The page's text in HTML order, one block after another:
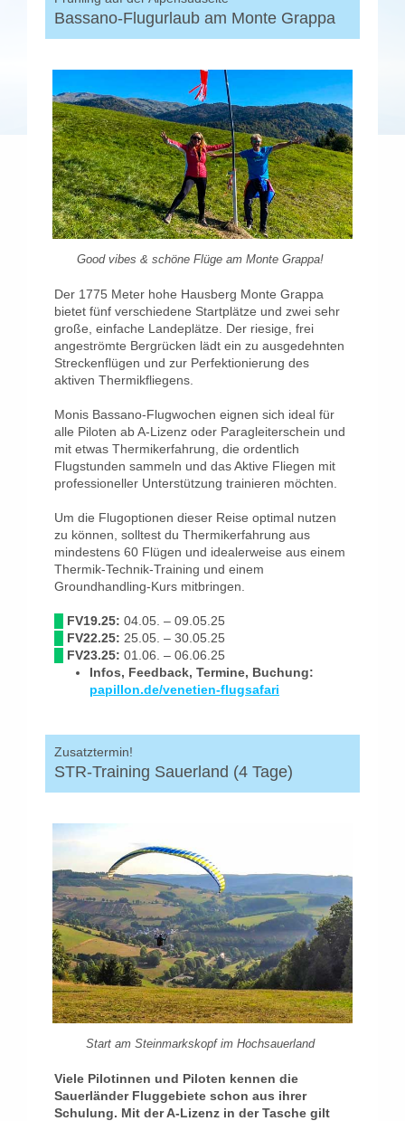
Bassano-Flugurlaub am Monte Grappa
Good vibes & schöne Flüge am Monte Grappa!
Der 1775 Meter hohe Hausberg Monte Grappa
bietet fünf verschiedene Startplätze und zwei sehr
große, einfache Landeplätze. Der riesige, frei
angeströmte Bergrücken lädt ein zu ausgedehnten
Streckenflügen und zur Perfektionierung des
aktiven Thermikfliegens.
Monis Bassano-Flugwochen eignen sich ideal für
alle Piloten ab A-Lizenz oder Paragleiterschein und
mit etwas Thermikerfahrung, die ordentlich
Flugstunden sammeln und das Aktive Fliegen mit
professioneller Unterstützung trainieren möchten.
Um die Flugoptionen dieser Reise optimal nutzen
zu können, solltest du Thermikerfahrung aus
mindestens 60 Flügen und idealerweise aus einem
Thermik-Technik-Training und einem
Groundhandling-Kurs mitbringen.
FV19.25: 04.05. – 09.05.25
FV22.25: 25.05. – 30.05.25
FV23.25: 01.06. – 06.06.25
Infos, Feedback, Termine, Buchung:
papillon.de/venetien-flugsafari
Zusatztermin!
STR-Training Sauerland (4 Tage)
Start am Steinmarkskopf im Hochsauerland
Viele Pilotinnen und Piloten kennen die
Sauerländer Fluggebiete schon aus ihrer
Schulung. Mit der A-Lizenz in der Tasche gilt